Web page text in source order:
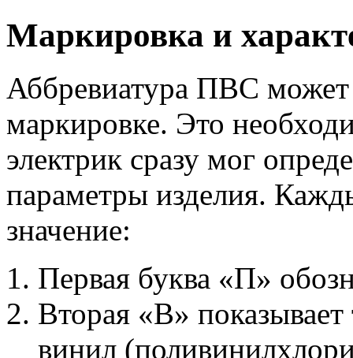
Маркировка и
Аббревиатура ПВС
маркировке. Это
электрик сразу мог
параметры изделия.
значение:
Первая буква «П»
Вторая «В»
винил